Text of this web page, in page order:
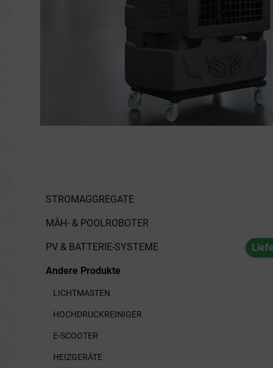
STROMAGGREGATE
MÄH- & POOLROBOTER
PV & BATTERIE-SYSTEME
Andere Produkte
LICHTMASTEN
HOCHDRUCKREINIGER
E-SCOOTER
HEIZGERÄTE